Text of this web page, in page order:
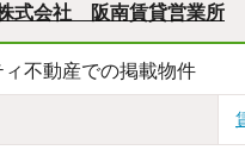
式会社 阪南賃貸営業所
ィ不動産での掲載物件